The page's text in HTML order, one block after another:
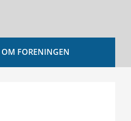
OM FORENINGEN